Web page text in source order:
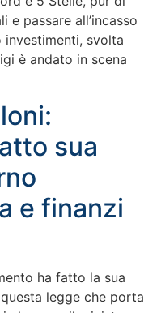
e passare all’incasso
svolta
è andato in scena
sua
e finanzi
ha fatto la sua
legge che porta